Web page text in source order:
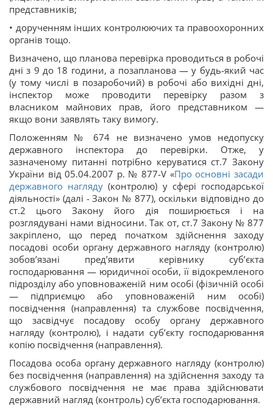
представників;
• дорученням інших контролюючих та правоохоронних
органів тощо.
Визначено, що планова перевірка проводиться в робочі
дні з 9 до 18 години, а позапланова — у будь-який час
(у тому числі в позаробочий) в робочі або вихідні дні,
інспектор може проводити перевірку разом з
власником майнових прав, його представником —
якщо вони заявлять таку вимогу.
Положенням № 674 не визначено умов недопуску
державного інспектора до перевірки. Отже, у
зазначеному питанні потрібно керуватися ст.7 Закону
України від 05.04.2007 р. № 877-V «Про основні засади
державного нагляду (контролю) у сфері господарської
діяльності» (далі - Закон № 877), оскільки відповідно до
ст.2 цього Закону його дія поширюється і на
розглядувані нами відносини. Так от, ст.7 Закону № 877
закріплено, що перед початком здійснення заходу
посадові особи органу державного нагляду (контролю)
зобов’язані пред’явити керівнику суб’єкта
господарювання — юридичної особи, її відокремленого
підрозділу або уповноваженій ним особі (фізичній особі
— підприємцю або уповноваженій ним особі)
посвідчення (направлення) та службове посвідчення,
що засвідчує посадову особу органу державного
нагляду (контролю), і надати суб’єкту господарювання
копію посвідчення (направлення).
Посадова особа органу державного нагляду (контролю)
без посвідчення (направлення) на здійснення заходу та
службового посвідчення не має права здійснювати
державний нагляд (контроль) суб’єкта господарювання.